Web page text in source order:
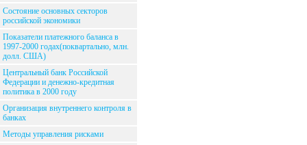
Состояние основных секторов
российской экономики
Показатели платежного баланса в
1997-2000 годах(поквартально, млн.
долл. США)
Центральный банк Российской
Федерации и денежно-кредитная
политика в 2000 году
Организация внутреннего контроля в
банках
Методы управления рисками